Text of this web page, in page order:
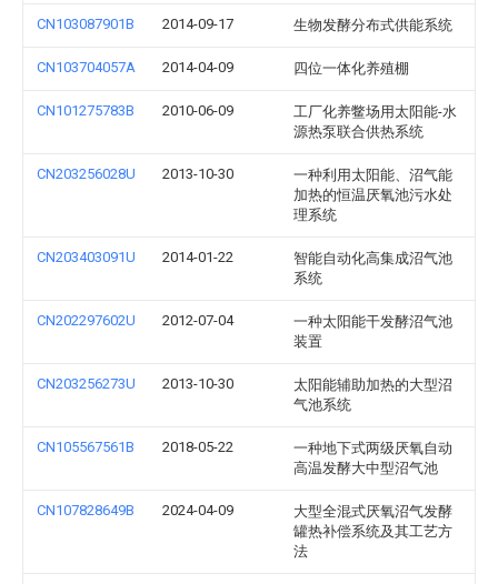
CN103087901B 2014-09-17 生物发酵分布式供能系统
CN103704057A 2014-04-09 四位一体化养殖棚
CN101275783B 2010-06-09
工厂化养鳖场用太阳能-水
源热泵联合供热系统
CN203256028U 2013-10-30
一种利用太阳能、沼气能
加热的恒温厌氧池污水处
理系统
CN203403091U 2014-01-22
智能自动化高集成沼气池
系统
CN202297602U 2012-07-04
一种太阳能干发酵沼气池
装置
CN203256273U 2013-10-30
太阳能辅助加热的大型沼
气池系统
CN105567561B 2018-05-22
一种地下式两级厌氧自动
高温发酵大中型沼气池
CN107828649B 2024-04-09
大型全混式厌氧沼气发酵
罐热补偿系统及其工艺方
法